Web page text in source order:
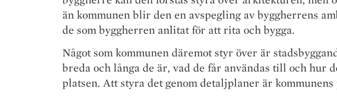
än kommunen blir den en avspegling av byggherrens
de som byggherren anlitat för att rita och bygga.
Något som kommunen däremot styr över är
breda och långa de är, vad de får användas till och hur
platsen. Att styra det genom detaljplaner är